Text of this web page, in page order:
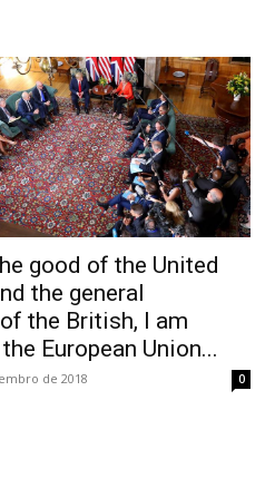
good of the United
the general
the British, I am
European Union...
de 2018 0